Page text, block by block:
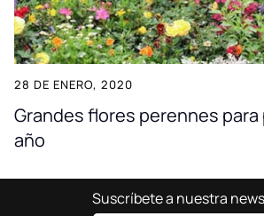
28 DE ENERO, 2020
Grandes flores perennes
año
Suscríbete a nuestra